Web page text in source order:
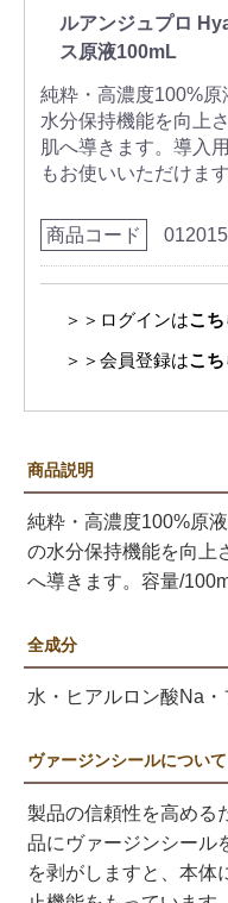
ルアンジュプロ
ス原液100mL
純粋・高濃度100%
水分保持機能を向上
肌へ導きます。導入
もお使いいただけます
商品コード 012015
＞＞ログインはこち
＞＞会員登録はこち
商品説明
純粋・高濃度100%原
の水分保持機能を向上
へ導きます。容量/
全成分
水・ヒアルロン酸Na
ヴァージンシールについて
製品の信頼性を高める
品にヴァージンシール
を剥がしますと、本体